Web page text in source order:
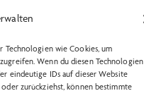
Technologien wie Cookies, um
Wenn du diesen Technologien
eindeutige IDs auf dieser Website
zurückziehst, können bestimmte